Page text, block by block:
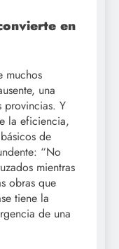
en
muchos
una
provincias. Y
la eficiencia,
de
“No
mientras
obras que
tiene la
de una